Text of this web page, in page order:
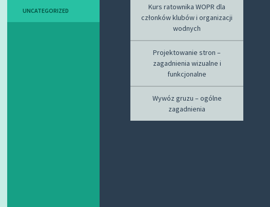
UNCATEGORIZED
Kurs ratownika WOPR dla
członków klubów i organizacji
wodnych
Projektowanie stron –
zagadnienia wizualne i
funkcjonalne
Wywóz gruzu – ogólne
zagadnienia